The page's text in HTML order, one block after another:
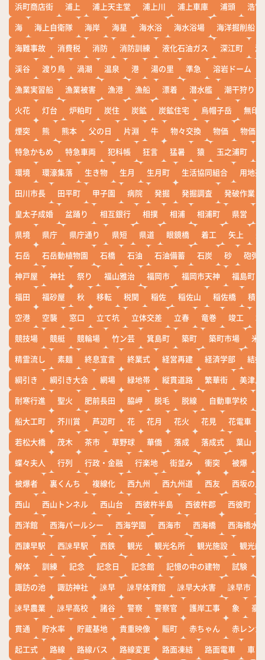
浜町商店街
浦上 浦上天主堂 浦上川 浦上車庫 浦頭
浩宮
海
海上自衛隊 海岸 海星 海水浴 海水浴場
海洋掘削船
海難事故
消費税 消防 消防訓練 液化石油ガス 深江町
淵
渓谷
渡り鳥 渦潮 温泉 港 湯の里 準急 溶岩ドーム
漁業実習船
漁業被害 漁港 漁船 漂着 潜水艦
潮干狩り
火花
灯台 炉粕町 炭住 炭鉱 炭鉱住宅 烏帽子岳
無印
煙突
熊 熊本 父の日 片淵 牛 物々交換 物価
物価高
特急かもめ
特急車両 犯科帳 狂言 猛暑 猿 玉之浦町
環境
環濠集落 生き物 生月 生月町 生活協同組合
用地売
田川市長
田平町 甲子園 病院 発掘 発掘調査
発破作業
皇太子成婚
盆踊り 相互銀行 相撲 相浦 相浦町 県営
県境
県庁 県庁通り 県短 県道 眼鏡橋 着工 矢上
石岳
石岳動植物園 石橋 石油 石油備蓄 石炭 砂
砲弾
神戸屋
神社 祭り 福山雅治 福岡市 福岡市天神
福島町
福田
福砂屋 秋 移転 税関 稲佐 稲佐山 稲佐橋
積雪
空港
空襲 窓口 立て坑 立体交差 立春 竜巻 竣工
競技場
競艇 競輪場 竹ン芸 箕島町 築町 築町市場
米
精霊流し
素麺 終息宣言 終業式 経営再建 経済学部
結婚
綱引き
綱引き大会 網場 緑地帯 縦貫道路 繁華街
美津島
耐寒行進
聖火 肥前長田 脇岬 脱毛 脱線 自動車学校
船大工町
芥川賞 芦辺町 花 花月 花火 花見 花電車
若松大橋
茂木 茶市 草野球 華僑 落成 落成式 葉山
蝶々夫人
行列 行政・金融 行楽地 街並み 衝突 被爆
被爆者
裏くんち 複線化 西九州 西九州道 西友
西坂の丘
西山
西山トンネル 西山台 西彼杵半島 西彼杵郡 西彼町
西洋館
西海パールシー 西海学園 西海市 西海橋
西海橋水
西諌早駅
西諫早駅 西鉄 観光 観光名所 観光施設
観光船
解体
訓練 記念 記念日 記念館 記憶の中の建物 試験
諏訪の池
諏訪神社 諫早 諫早体育館 諫早大水害 諫早市
諫早農業
諫早高校 諸谷 警察 警察官 護岸工事 象
豪
貫通
貯水率 貯蔵基地 貴重映像 賑町 赤ちゃん
赤レンガ
起工式
路線 路線バス 路線変更 路面凍結 路面電車
車